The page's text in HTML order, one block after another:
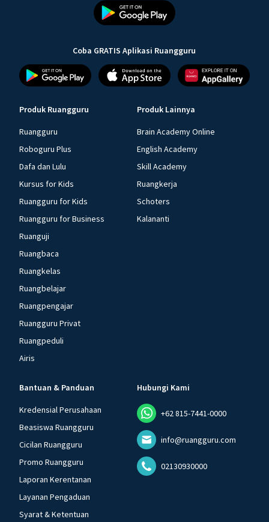
Coba GRATIS Aplikasi Ruangguru
Produk Ruangguru
Ruangguru
Roboguru Plus
Dafa dan Lulu
Kursus for Kids
Ruangguru for Kids
Ruangguru for Business
Ruanguji
Ruangbaca
Ruangkelas
Ruangbelajar
Ruangpengajar
Ruangguru Privat
Ruangpeduli
Airis
Produk Lainnya
Brain Academy Online
English Academy
Skill Academy
Ruangkerja
Schoters
Kalananti
Bantuan & Panduan
Kredensial Perusahaan
Beasiswa Ruangguru
Cicilan Ruangguru
Promo Ruangguru
Laporan Kerentanan
Layanan Pengaduan
Syarat & Ketentuan
Hubungi Kami
+62 815-7441-0000
info@ruangguru.com
02130930000